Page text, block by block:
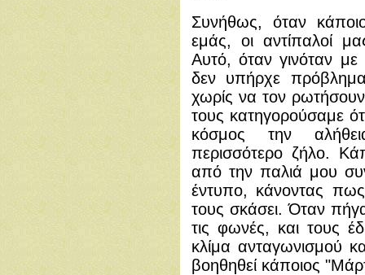
Συνήθως, όταν
εμάς, οι αντίπαλοί
Αυτό, όταν γινόταν
δεν υπήρχε
χωρίς να τον
τους κατηγορούσαμε
κόσμος την
περισσότερο ζήλο.
από την παλιά μου
έντυπο, κάνοντας
τους σκάσει. Όταν
τις φωνές, και τους
κλίμα ανταγωνισμού
βοηθηθεί κάποιος